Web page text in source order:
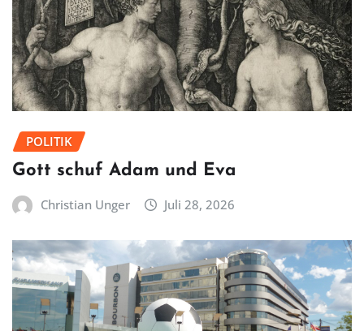
POLITIK
Gott schuf Adam und Eva
Christian Unger Juli 28, 2026